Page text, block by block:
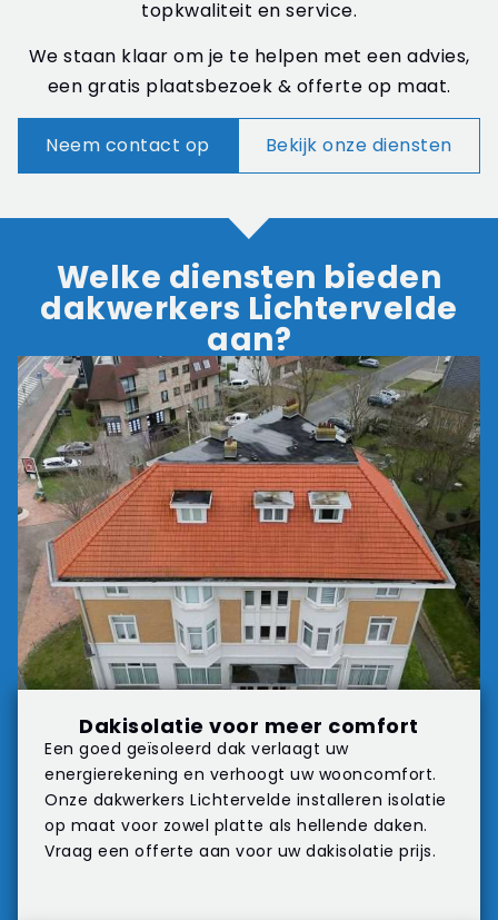
topkwaliteit en service.
We staan klaar om je te helpen met een advies,
een gratis plaatsbezoek & offerte op maat.
Neem contact op Bekijk onze diensten
Welke diensten bieden
dakwerkers Lichtervelde
aan?
Dakisolatie voor meer comfort
Een goed geïsoleerd dak verlaagt uw
energierekening en verhoogt uw wooncomfort.
Onze dakwerkers Lichtervelde installeren isolatie
op maat voor zowel platte als hellende daken.
Vraag een offerte aan voor uw dakisolatie prijs.